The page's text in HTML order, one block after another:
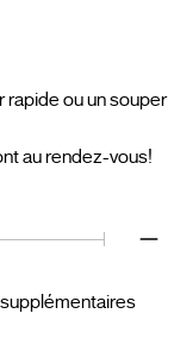
rapide ou un souper
au rendez-vous!